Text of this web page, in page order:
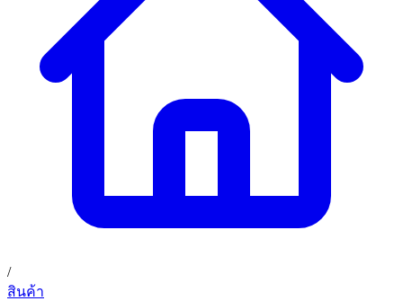
ข่าวสารและโปรโมชั่น
ติดต่อเรา
TH
02 393 3356
ก. เจริญค็อกพิท
อุดมสุข 28 ถนนอุดมสุข แขวงบางนาเหนือ เขตบางนา
/
สินค้า